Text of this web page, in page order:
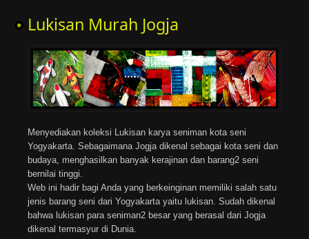
Lukisan Murah Jogja
Menyediakan koleksi Lukisan karya seniman kota seni
Yogyakarta. Sebagaimana Jogja dikenal sebagai kota seni dan
budaya, menghasilkan banyak kerajinan dan barang2 seni
bernilai tinggi.
Web ini hadir bagi Anda yang berkeinginan memiliki salah satu
jenis barang seni dari Yogyakarta yaitu lukisan. Sudah dikenal
bahwa lukisan para seniman2 besar yang berasal dari Jogja
dikenal termasyur di Dunia.